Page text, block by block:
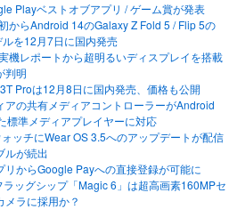
Playベストオブアプリ / ゲーム賞が発表
からAndroid 14のGalaxy Z Fold 5 / Flip 5の
を12月7日に国内発売
機レポートから超明るいディスプレイを搭載
判明
Proは12月8日に国内発売、価格も公開
アの共有メディアコントローラーがAndroid
標準メディアプレイヤーに対応
ッチにWear OS 3.5へのアップデートが配信
ルが続出
リからGoogle Payへの直接登録が可能に
ッグシップ「Magic 6」は超高画素160MPセ
メラに採用か？